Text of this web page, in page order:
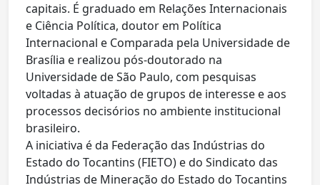
capitais. É graduado em Relações Internacionais
e Ciência Política, doutor em Política
Internacional e Comparada pela Universidade de
Brasília e realizou pós-doutorado na
Universidade de São Paulo, com pesquisas
voltadas à atuação de grupos de interesse e aos
processos decisórios no ambiente institucional
brasileiro.
A iniciativa é da Federação das Indústrias do
Estado do Tocantins (FIETO) e do Sindicato das
Indústrias de Mineração do Estado do Tocantins